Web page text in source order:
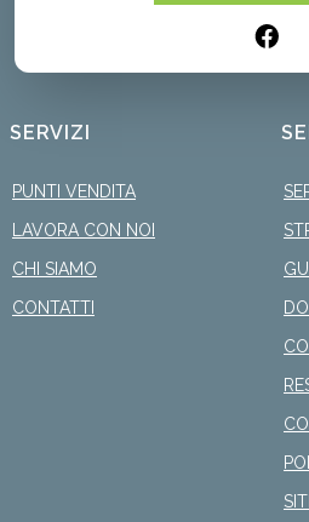
SERVIZI
PUNTI VENDITA
LAVORA CON NOI
CHI SIAMO
CONTATTI